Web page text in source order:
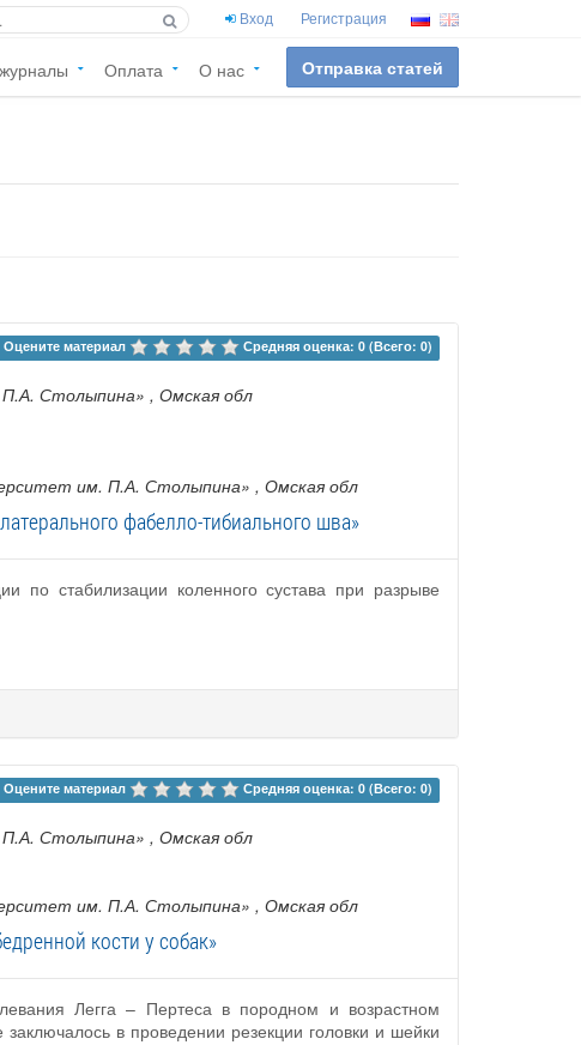
Вход Регистрация
Оплата О нас Отправка статей
Оцените материал Средняя оценка: 0 (Всего: 0)
П.А. Столыпина» , Омская обл
им. П.А. Столыпина» , Омская обл
фабелло-тибиального шва»
по стабилизации коленного сустава при разрыве
Оцените материал Средняя оценка: 0 (Всего: 0)
П.А. Столыпина» , Омская обл
им. П.А. Столыпина» , Омская обл
кости у собак»
Легга – Пертеса в породном и возрастном
в проведении резекции головки и шейки